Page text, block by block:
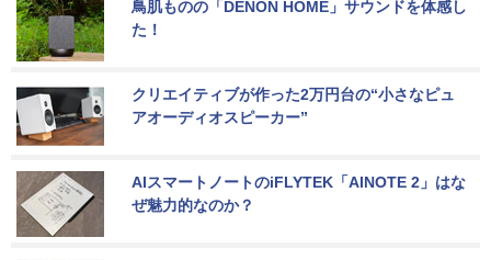
鳥肌ものの「DENON HOME」サウンドを体感し
た！
クリエイティブが作った2万円台の“小さなピュ
アオーディオスピーカー”
AIスマートノートのiFLYTEK「AINOTE 2」はな
ぜ魅力的なのか？